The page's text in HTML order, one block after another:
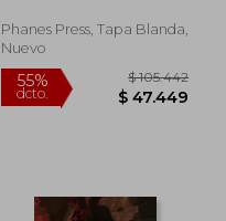
55% $
Critchlow, Keith
Phanes Press, Tapa Blanda,
Nuevo